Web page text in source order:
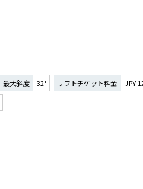
最大斜度 32° リフトチケット料金 JPY